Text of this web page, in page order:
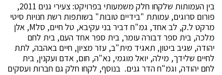
בין העמותות שלקחו חלק משמעותי בפרויקט: צעירי גנים 2011,
פורום סרוגים, עמותת "בידיים טובות" בשותפות רשת חנויות סיטי
מרקט ל.ק, לב אחד, גמ"ח דביר בני עקיבא, טל חיים, סלM, אלן
מלכה, בית ספר דבורה עומר, בית ספר אחד העם, בית לחם
יהודה, שגיב ביטון, תאגיד מית"ב, עזר מציון, חיים באהבה, לתת
לחיים שלידך, מילה, יואל מוגמי, נא"ה, חום, אדם ועקנין, בית
לחם יהודה, וגמ"ח הדר גנים. בנוסף, לקחו חלק גם חברות ועסקים